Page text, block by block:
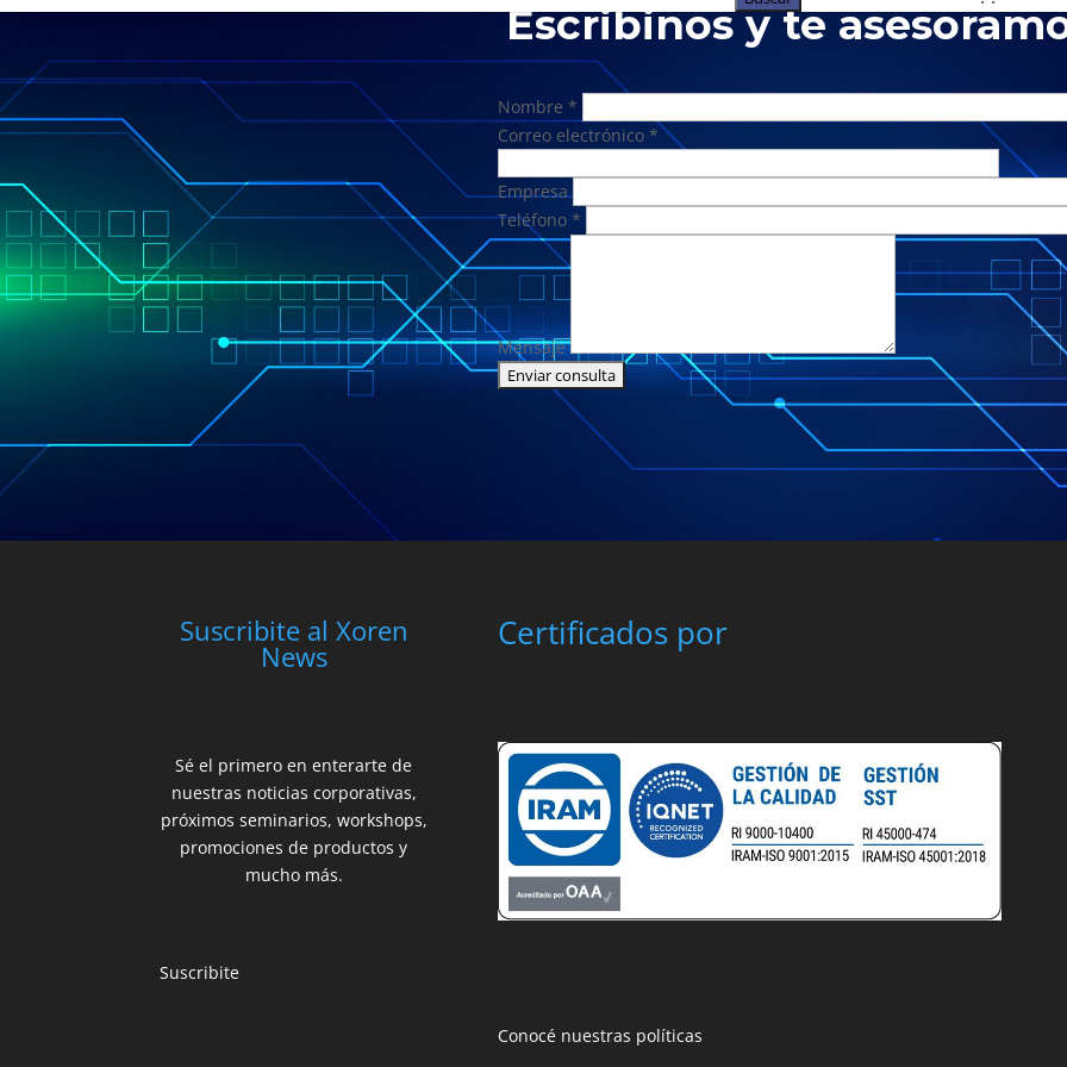
Escribinos y te
Nombre *
Correo electrónico *
Empresa
Teléfono *
Mensaje
Suscribite al Xoren
News
Sé el primero en enterarte de
nuestras noticias corporativas,
próximos seminarios, workshops,
promociones de productos y
mucho más.
Suscribite
Certificados por
Conocé nuestras políticas